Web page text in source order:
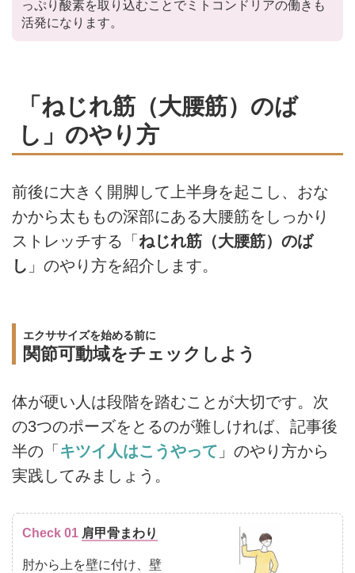
っぷり酸素を取り込むことでミトコンドリアの働きも
活発になります。
「ねじれ筋（大腰筋）のば
し」のやり方
前後に大きく開脚して上半身を起こし、おな
かから太ももの深部にある大腰筋をしっかり
ストレッチする「 ねじれ筋（大腰筋）のば
し 」のやり方を紹介します。
エクササイズを始める前に
関節可動域をチェックしよう
体が硬い人は段階を踏むことが大切です。次
の3つのポーズをとるのが難しければ、記事後
半の「キツイ人はこうやって 」のやり方から
実践してみましょう。
Check 01 肩甲骨まわり
肘から上を壁に付け、壁